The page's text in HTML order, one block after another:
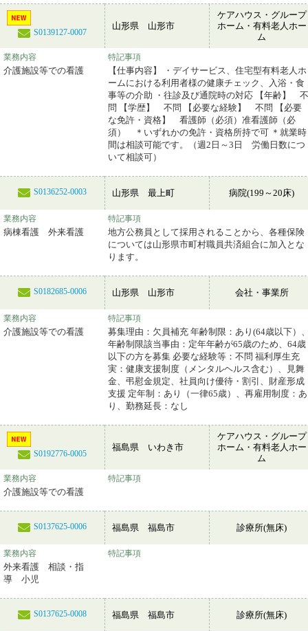
S0139127-0007
山形県 山形市
ケアハウス・グループ
ホーム・有料老人ホー
ム
業務内容
介護施設等での看護
特記事項
【仕事内容】 ・デイサービス、住宅型有料老人ホ
ームにおける利用者様の健康チェック、入浴・食
事等の介助 ・往診及び通院時の対応 【年齢】 不
問 【学歴】 不問 【必要な経験】 不問 【必要
な免許・資格】 看護師（必須）准看護師（必
須） ＊いずれかの免許・資格所持で可 ＊就業時
間は相談可能です。（週2日～3日 労働日数につ
いて相談可）
S0136252-0003 山形県 最上町 病院(199～20床)
業務内容
病棟看護 外来看護
特記事項
地方公務員として採用されることから、各種保険
については山形県市町村職員共済組合に加入とな
ります。
S0182685-0006 山形県 山形市 会社・事業所
業務内容
介護施設等での看護
特記事項
募集理由：欠員補充 年齢制限：あり(64歳以下）
年齢制限該当事由：定年年齢が65歳のため、64歳
以下の方を募集 必要な経験等：不問 福利厚生充
実：健康支援制度（メンタルヘルス含む）、見舞
金、弔慰金規定、社員向け優待・割引、財産形成
支援 定年制：あり（一律65歳）、再雇用制度：あ
り、勤務延長：なし
S0192776-0005
福島県 いわき市
ケアハウス・グループ
ホーム・有料老人ホー
ム
業務内容
介護施設等での看護
特記事項
S0137625-0006 福島県 福島市 診療所(無床)
業務内容
外来看護 相談・指
導 小児
特記事項
S0137625-0008 福島県 福島市 診療所(無床)